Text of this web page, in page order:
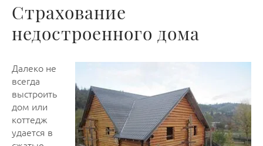
Страхование
недостроенного дома
Далеко не
всегда
выстроить
дом или
коттедж
удается в